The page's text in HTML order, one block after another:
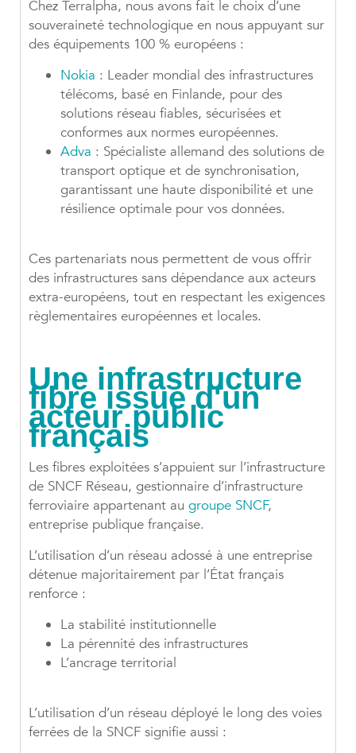
Chez Terralpha, nous avons fait le choix d’une
souveraineté technologique en nous appuyant sur
des équipements 100 % européens :
Nokia : Leader mondial des infrastructures
télécoms, basé en Finlande, pour des
solutions réseau fiables, sécurisées et
conformes aux normes européennes.
Adva : Spécialiste allemand des solutions de
transport optique et de synchronisation,
garantissant une haute disponibilité et une
résilience optimale pour vos données.
Ces partenariats nous permettent de vous offrir
des infrastructures sans dépendance aux acteurs
extra-européens, tout en respectant les exigences
règlementaires européennes et locales.
Une infrastructure
fibre issue d'un
acteur public
français
Les fibres exploitées s’appuient sur l’infrastructure
de SNCF Réseau, gestionnaire d’infrastructure
ferroviaire appartenant au groupe SNCF,
entreprise publique française.
L’utilisation d’un réseau adossé à une entreprise
détenue majoritairement par l’État français
renforce :
La stabilité institutionnelle
La pérennité des infrastructures
L’ancrage territorial
L’utilisation d’un réseau déployé le long des voies
ferrées de la SNCF signifie aussi :